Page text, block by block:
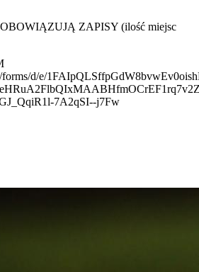
ZAPISY (ilość miejsc
forms/d/e/
7A2qSI--j7Fw